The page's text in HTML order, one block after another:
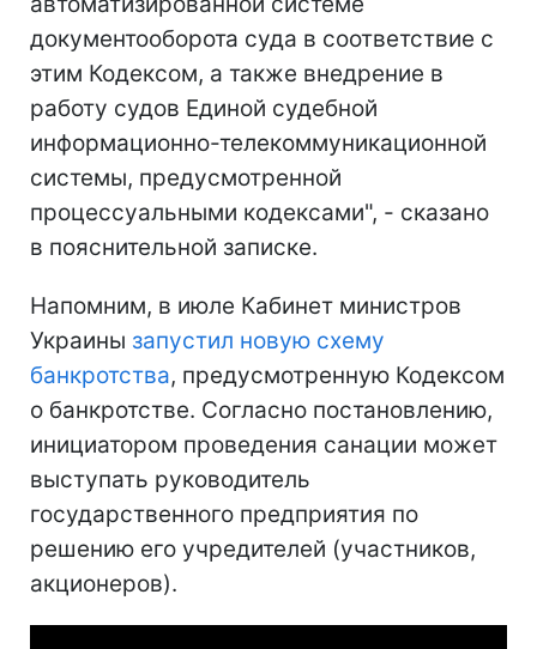
документооборота суда в соответствие с
этим Кодексом, а также внедрение в
работу судов Единой судебной
информационно-телекоммуникационной
системы, предусмотренной
процессуальными кодексами", - сказано
в пояснительной записке.
Напомним, в июле Кабинет министров
Украины запустил новую схему
банкротства, предусмотренную Кодексом
о банкротстве. Согласно постановлению,
инициатором проведения санации может
выступать руководитель
государственного предприятия по
решению его учредителей (участников,
акционеров).